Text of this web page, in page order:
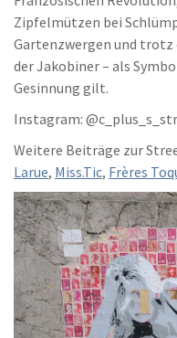
Zipfelmützen bei
Gartenzwergen und trotz
der Jakobiner – als
Gesinnung gilt.
Instagram:
Weitere Beiträge zur
Larue, Miss.Tic, Frères